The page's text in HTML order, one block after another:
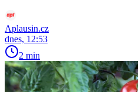
Aplausin.cz
dnes, 12:53
2 min